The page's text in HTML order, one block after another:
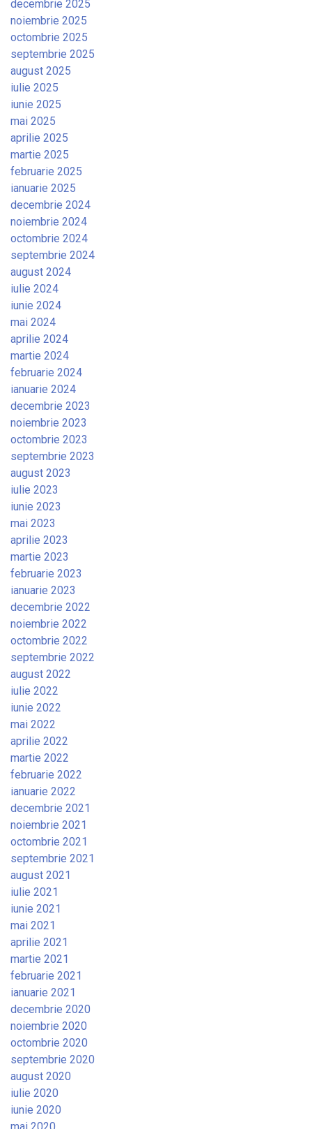
decembrie 2025
noiembrie 2025
octombrie 2025
septembrie 2025
august 2025
iulie 2025
iunie 2025
mai 2025
aprilie 2025
martie 2025
februarie 2025
ianuarie 2025
decembrie 2024
noiembrie 2024
octombrie 2024
septembrie 2024
august 2024
iulie 2024
iunie 2024
mai 2024
aprilie 2024
martie 2024
februarie 2024
ianuarie 2024
decembrie 2023
noiembrie 2023
octombrie 2023
septembrie 2023
august 2023
iulie 2023
iunie 2023
mai 2023
aprilie 2023
martie 2023
februarie 2023
ianuarie 2023
decembrie 2022
noiembrie 2022
octombrie 2022
septembrie 2022
august 2022
iulie 2022
iunie 2022
mai 2022
aprilie 2022
martie 2022
februarie 2022
ianuarie 2022
decembrie 2021
noiembrie 2021
octombrie 2021
septembrie 2021
august 2021
iulie 2021
iunie 2021
mai 2021
aprilie 2021
martie 2021
februarie 2021
ianuarie 2021
decembrie 2020
noiembrie 2020
octombrie 2020
septembrie 2020
august 2020
iulie 2020
iunie 2020